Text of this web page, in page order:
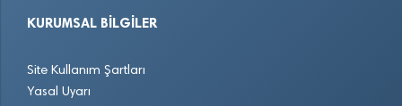
KURUMSAL BILGILER
Site Kullanım Şartları
Yasal Uyarı